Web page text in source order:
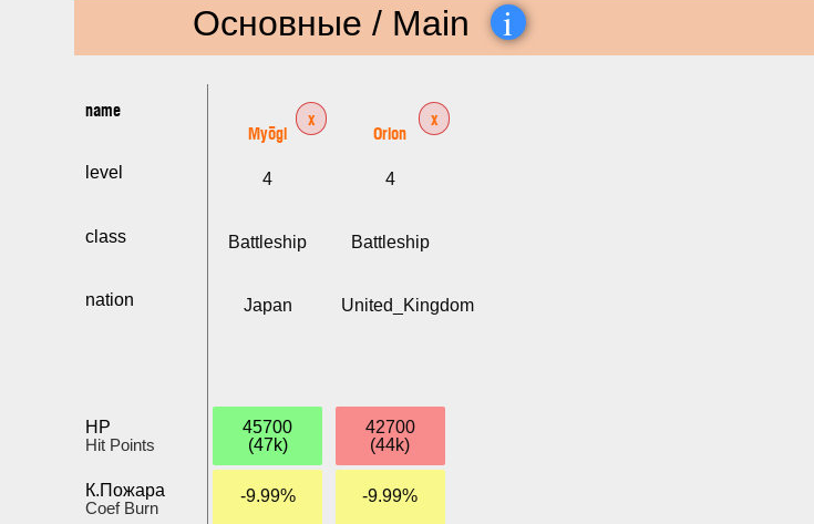
Основные / Main i
name
level
class
nation
HP
Hit Points
К.Пожара
Coef Burn
Myōgi
x
4
Battleship
Japan
45700
(47k)
-9.99%
Orion
x
4
Battleship
United_Kingdom
42700
(44k)
-9.99%